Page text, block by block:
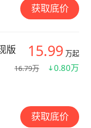
获取底价
15.99 万起
16.79万
0.80万
版
获取底价